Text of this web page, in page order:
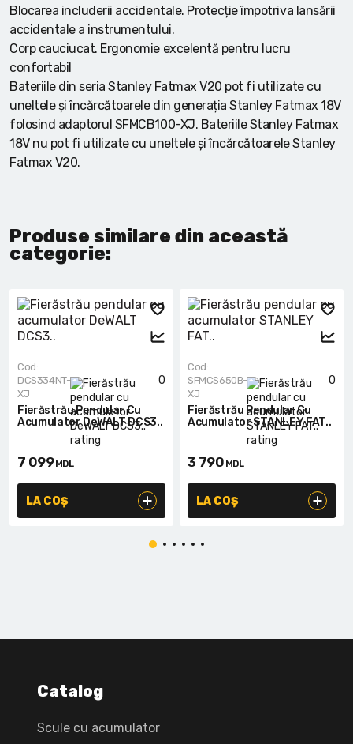
Blocarea includerii accidentale. Protecție împotriva lansării
accidentale a instrumentului.
Corp cauciucat. Ergonomie excelentă pentru lucru
confortabil
Bateriile din seria Stanley Fatmax V20 pot fi utilizate cu
uneltele și încărcătoarele din generația Stanley Fatmax 18V
folosind adaptorul SFMCB100-XJ. Bateriile Stanley Fatmax
18V nu pot fi utilizate cu uneltele și încărcătoarele Stanley
Fatmax V20.
Produse similare din această
categorie:
0
Cod:
DCS334NT-
XJ
Fierăstrău Pendular Cu
Acumulator DeWALT DCS3..
7 099 MDL
LA COȘ
0
Cod:
SFMCS650B-
XJ
Fierăstrău Pendular Cu
Acumulator STANLEY FAT..
3 790 MDL
LA COȘ
Catalog
Scule cu acumulator